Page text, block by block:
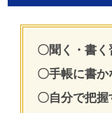
〇聞く・書
〇手帳に書
〇自分で把